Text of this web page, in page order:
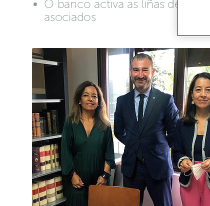
O banco activa as liñas de
asociados